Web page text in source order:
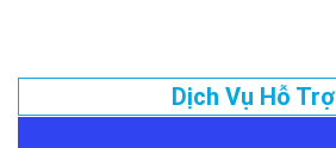
Dịch Vụ Hỗ Trợ